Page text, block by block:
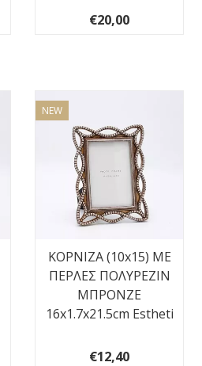
€20,00
NEW
ΚΟΡΝΙΖΑ (10x15) ΜΕ
ΠΕΡΛΕΣ ΠΟΛΥΡΕΖΙΝ
ΜΠΡΟΝΖΕ
16x1.7x21.5cm Estheti
€12,40